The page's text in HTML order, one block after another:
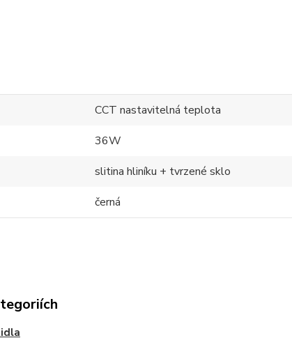
CCT nastavitelná teplota
36W
slitina hliníku + tvrzené sklo
černá